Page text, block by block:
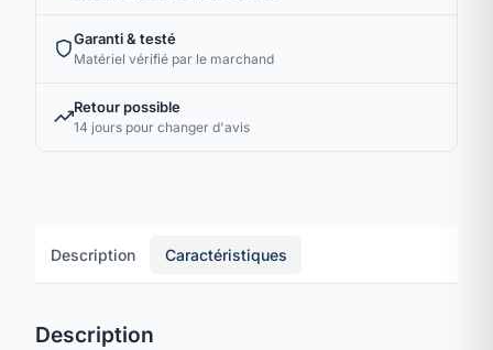
Garanti & testé
Matériel vérifié par le marchand
Retour possible
14 jours pour changer d'avis
Description Caractéristiques
Description